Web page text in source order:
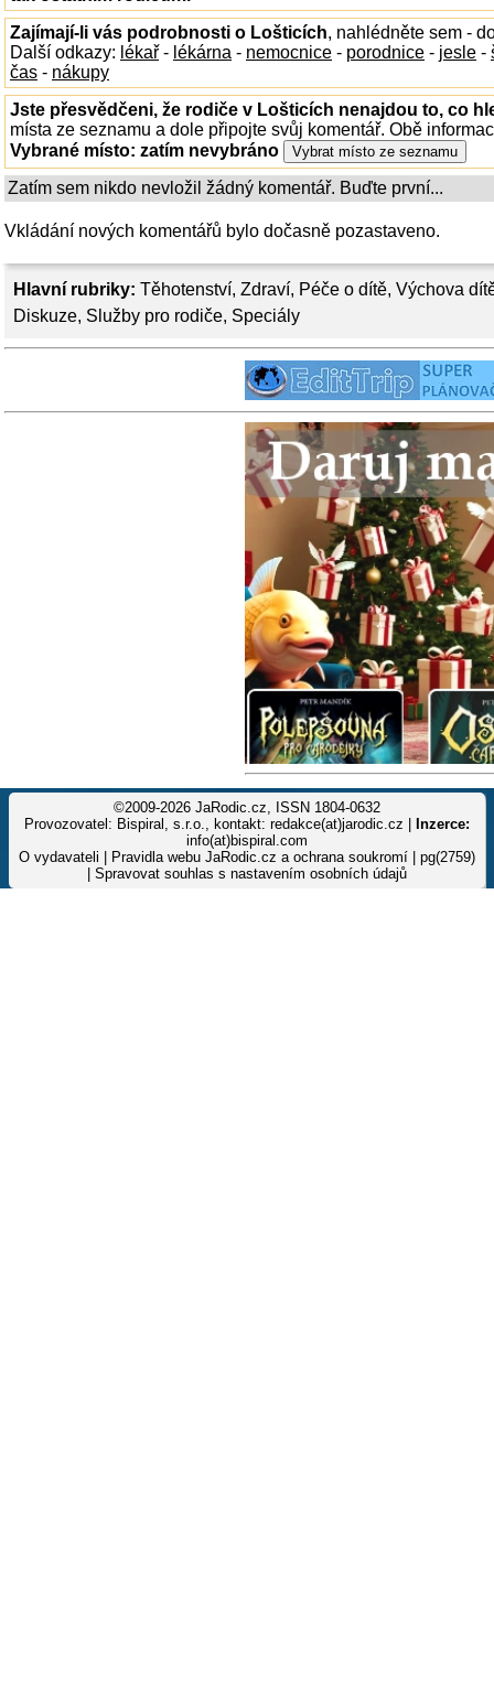
Hlavní rubriky: Těhotenství, Zdraví, Péče o dítě, Výchova
Diskuze, Služby pro rodiče, Speciály
Zajímají-li vás podrobnosti o Lošticích, nahlédněte sem -
Další odkazy: lékař - lékárna - nemocnice - porodnice - jesle -
čas - nákupy
Jste přesvědčeni, že rodiče v Lošticích nenajdou to, co
místa ze seznamu a dole připojte svůj komentář. Obě
Vybrané místo: zatím nevybráno
Zatím sem nikdo nevložil žádný komentář. Buďte první...
Vkládání nových komentářů bylo dočasně pozastaveno.
©2009-2026 JaRodic.cz, ISSN 1804-0632
Provozovatel: Bispiral, s.r.o., kontakt: redakce(at)jarodic.cz |
Inzerce:
info(at)bispiral.com
O vydavateli
Pravidla webu JaRodic.cz a ochrana soukromí | pg(2759)
Spravovat souhlas s nastavením osobních údajů